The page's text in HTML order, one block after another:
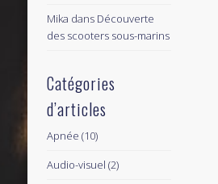
Mika dans Découverte
des scooters sous-marins
Catégories
d’articles
Apnée (10)
Audio-visuel (2)